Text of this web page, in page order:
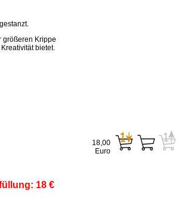
größeren Krippe
bietet.
18 €
18,00
Euro